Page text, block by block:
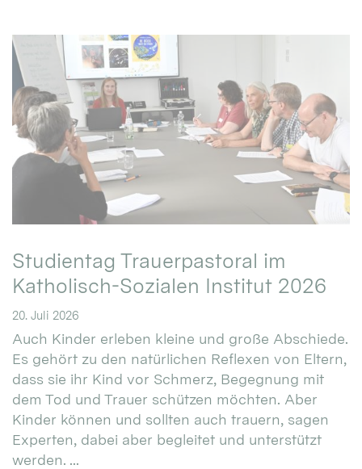
Studientag Trauerpastoral im
Katholisch-Sozialen Institut 2026
20. Juli 2026
Auch Kinder erleben kleine und große Abschiede.
Es gehört zu den natürlichen Reflexen von Eltern,
dass sie ihr Kind vor Schmerz, Begegnung mit
dem Tod und Trauer schützen möchten. Aber
Kinder können und sollten auch trauern, sagen
Experten, dabei aber begleitet und unterstützt
werden. ...